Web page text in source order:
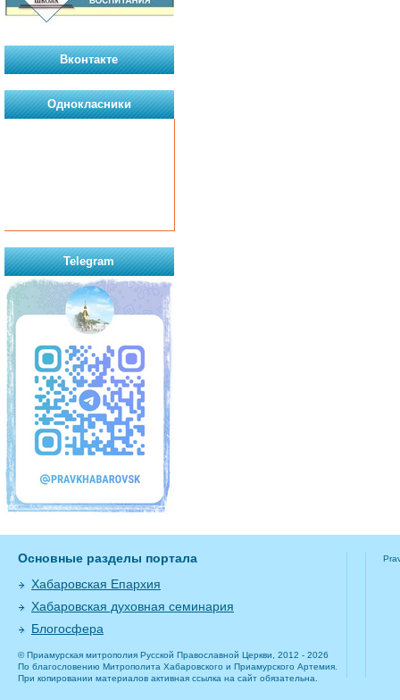
Вконтакте
Однокласники
Telegram
Основные разделы портала
Хабаровская Епархия
Хабаровская духовная семинария
Блогосфера
© Приамурская митрополия Русской Православной Церкви, 2012 - 2026
По благословению Митрополита Хабаровского и Приамурского Артемия.
При копировании материалов активная ссылка на сайт обязательна.